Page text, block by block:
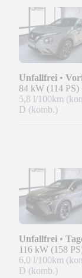
Unfallfrei •
84 kW (114 PS)
5,8 l/100km
D (komb.)
Unfallfrei •
116 kW (158
6,0 l/100km
D (komb.)